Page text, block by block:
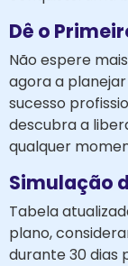
Dê o
Não espere
agora a
sucesso
descubra a
qualquer
Simulação
Tabela
plano,
durante 30 dias